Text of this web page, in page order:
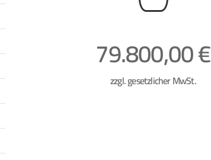
79.800,00 €
zzgl. gesetzlicher MwSt.